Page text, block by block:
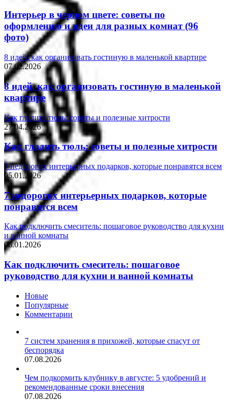
Интерьер в черном цвете: советы по
оформлению и идеи для разных комнат (96
фото)
8 идей, как организовать гостиную в маленькой квартире
07.02.2026
8 идей, как организовать гостиную в маленькой
квартире
Как гладить тюль: советы и полезные хитрости
27.04.2026
Как гладить тюль: советы и полезные хитрости
7 недорогих интерьерных подарков, которые понравятся всем
05.01.2026
7 недорогих интерьерных подарков, которые
понравятся всем
Как подключить смеситель: пошаговое руководство для кухни
и ванной комнаты
06.01.2026
Как подключить смеситель: пошаговое
руководство для кухни и ванной комнаты
Новые
Популярные
Комментарии
7 систем хранения в прихожей, которые спасут от
беспорядка
07.08.2026
Чем подкормить клубнику в августе: 5 удобрений и
рекомендованные сроки внесения
07.08.2026